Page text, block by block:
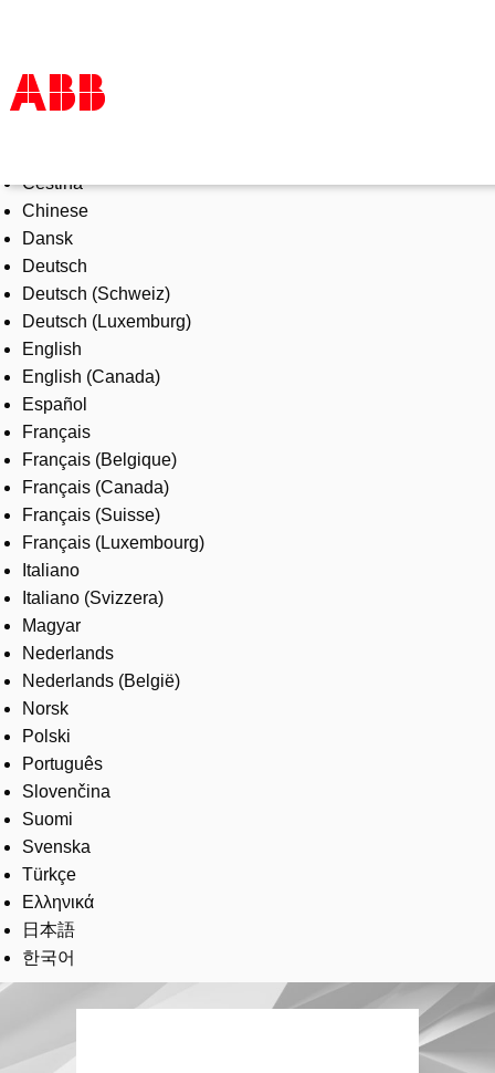
Products & Solutions
Industries
Services
About us
Where to buy
Contact us
Careers
Čeština
Chinese
Dansk
Deutsch
Deutsch (Schweiz)
Deutsch (Luxemburg)
English
English (Canada)
Español
Français
Français (Belgique)
Français (Canada)
Français (Suisse)
Français (Luxembourg)
Italiano
Italiano (Svizzera)
Magyar
Nederlands
Nederlands (België)
Norsk
Polski
Português
Slovenčina
Suomi
Svenska
Türkçe
Ελληνικά
日本語
한국어